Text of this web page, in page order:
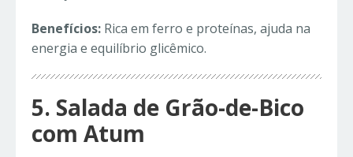
Benefícios: Rica em ferro e proteínas, ajuda na
energia e equilíbrio glicêmico.
5. Salada de Grão-de-Bico
com Atum